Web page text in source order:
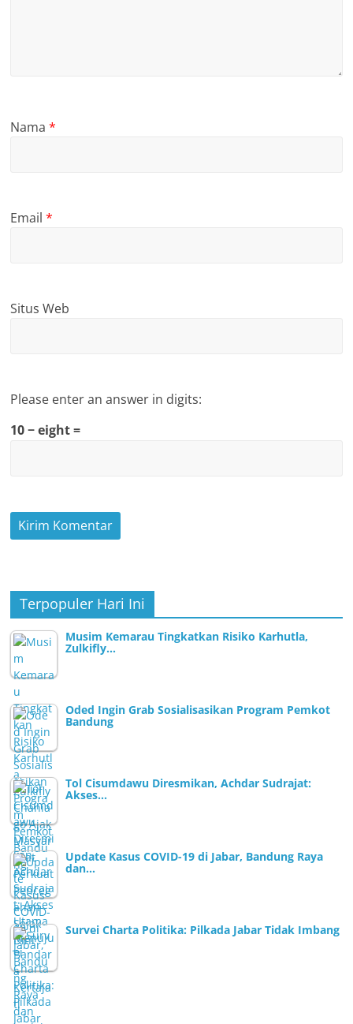
Nama*
Email*
Situs Web
Please enter an answer in digits:
10 − eight =
Terpopuler Hari Ini
Musim Kemarau Tingkatkan Risiko Karhutla,
Zulkifly…
Oded Ingin Grab Sosialisasikan Program Pemkot
Bandung
Tol Cisumdawu Diresmikan, Achdar Sudrajat:
Akses…
Update Kasus COVID-19 di Jabar, Bandung Raya
dan…
Survei Charta Politika: Pilkada Jabar Tidak Imbang